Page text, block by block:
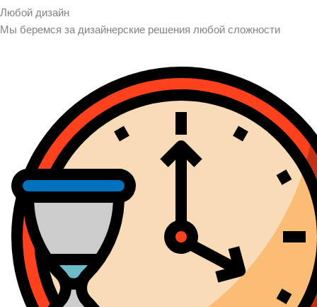
Любой дизайн
Мы беремся за дизайнерские решения любой сложности